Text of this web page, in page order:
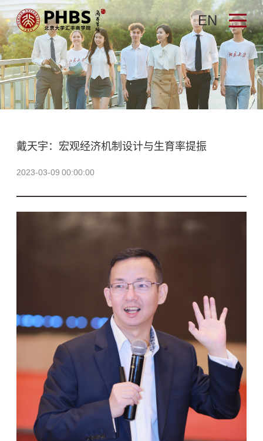
EN
戴天宇：宏观经济机制设计与生育率提振
2023-03-09 00:00:00